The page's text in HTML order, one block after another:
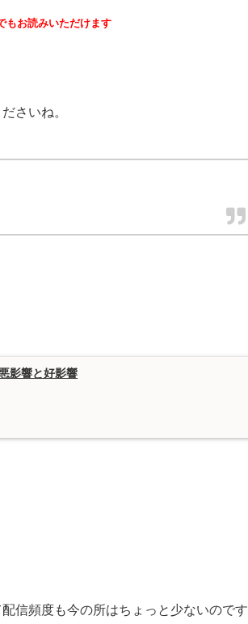
もお読みいただけます
さいね。
影響と好影響
信頻度も今の所はちょっと少ないのです